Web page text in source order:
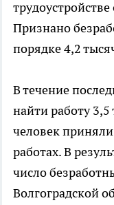
Признано
порядке 4,2
В течение
найти работу
человек
работах. В
число
Волгоградской